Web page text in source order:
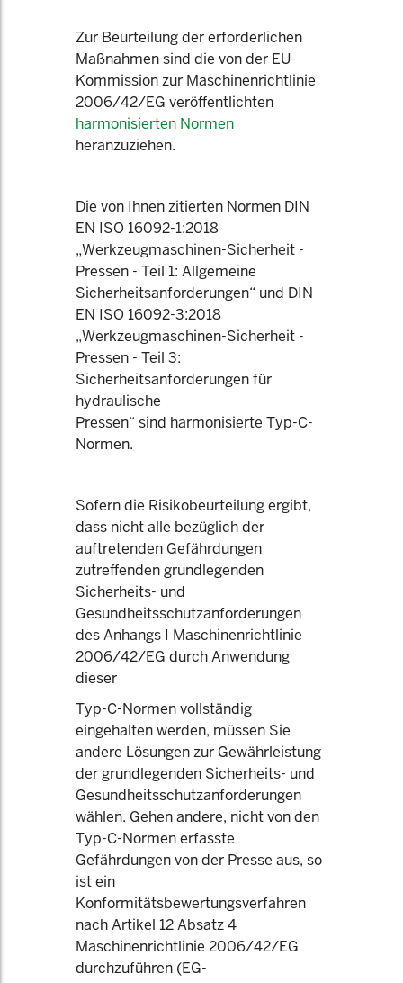
Zur Beurteilung der erforderlichen
Maßnahmen sind die von der EU-
Kommission zur Maschinenrichtlinie
2006/42/EG veröffentlichten
harmonisierten Normen
heranzuziehen.
Die von Ihnen zitierten Normen DIN
EN ISO 16092-1:2018
„Werkzeugmaschinen-Sicherheit -
Pressen - Teil 1: Allgemeine
Sicherheitsanforderungen“ und DIN
EN ISO 16092-3:2018
„Werkzeugmaschinen-Sicherheit -
Pressen - Teil 3:
Sicherheitsanforderungen für
hydraulische
Pressen“ sind harmonisierte Typ-C-
Normen.
Sofern die Risikobeurteilung ergibt,
dass nicht alle bezüglich der
auftretenden Gefährdungen
zutreffenden grundlegenden
Sicherheits- und
Gesundheitsschutzanforderungen
des Anhangs I Maschinenrichtlinie
2006/42/EG durch Anwendung
dieser
Typ-C-Normen vollständig
eingehalten werden, müssen Sie
andere Lösungen zur Gewährleistung
der grundlegenden Sicherheits- und
Gesundheitsschutzanforderungen
wählen. Gehen andere, nicht von den
Typ-C-Normen erfasste
Gefährdungen von der Presse aus, so
ist ein
Konformitätsbewertungsverfahren
nach Artikel 12 Absatz 4
Maschinenrichtlinie 2006/42/EG
durchzuführen (EG-